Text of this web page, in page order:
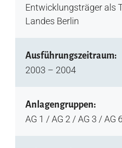
Entwicklungsträger als
Landes Berlin
Ausführungszeitraum:
2003 – 2004
Anlagengruppen:
AG 1 / AG 2 / AG 3 / AG